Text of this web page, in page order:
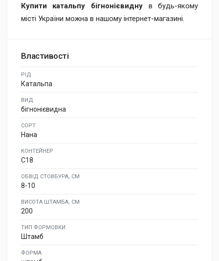
Купити катальпу бігнонієвидну в будь-якому
місті України можна в нашому інтернет-магазині.
Властивості
РІД
Катальпа
ВИД
бігнонієвидна
СОРТ
Нана
КОНТЕЙНЕР
C18
ОБВІД СТОВБУРА, СМ
8-10
ВИСОТА ШТАМБА, СМ
200
ТИП ФОРМОВКИ
Штамб
ФОРМА